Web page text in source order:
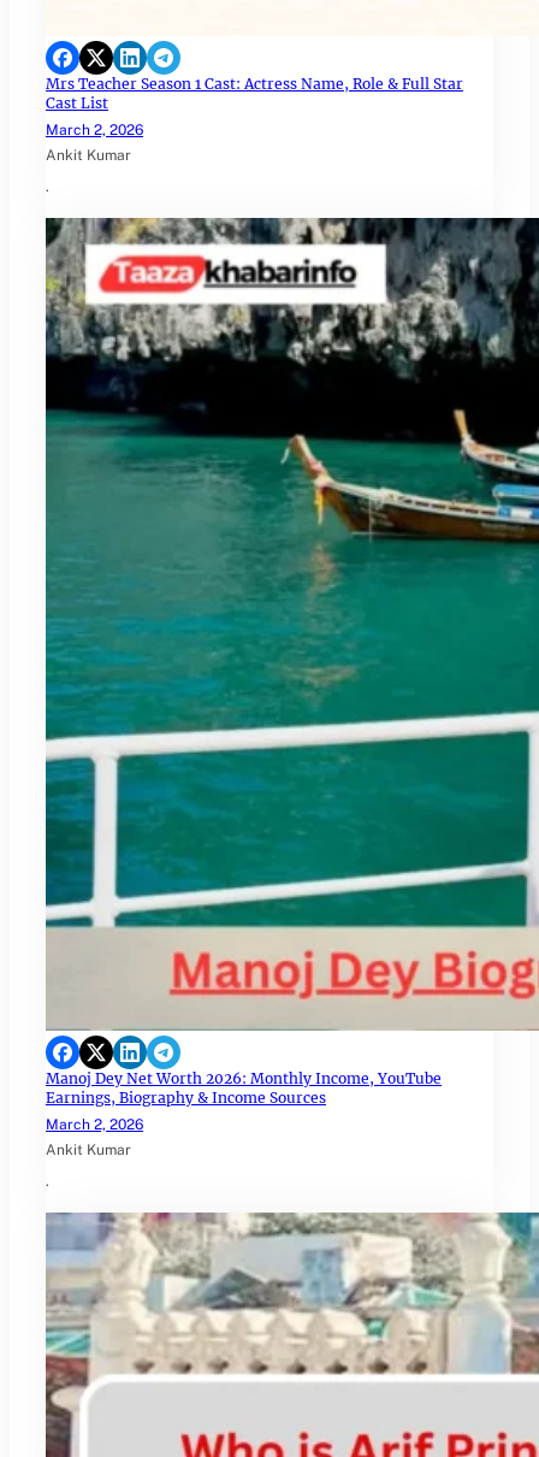
Mrs Teacher Season 1 Cast: Actress Name, Role & Full Star
Cast List
March 2, 2026
Ankit Kumar
.
Manoj Dey Net Worth 2026: Monthly Income, YouTube
Earnings, Biography & Income Sources
March 2, 2026
Ankit Kumar
.